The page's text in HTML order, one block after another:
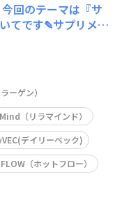
今回のテーマは『サ
てです✎サプリメン
、お薬と違って、
タイミングで『毎日
👍️ カウンセリング
プリの種類は都
ーゲン）
（リラマインド）
デイリーベック)
（ホットフロー）